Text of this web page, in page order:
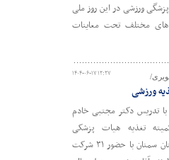
ورزشی در این روز ملی
مختلف تحت معاینات
۱۴۰۴-۰۶-۱۷ ۱۲:۲۷
ورزشی
با تدریس دکتر مجتبی خادم
تغذیه هیات پزشکی
ورزشی استان سمنان با حضور ۳۱ شرکت